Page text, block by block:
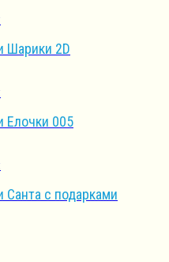
Шарики 2D
005
с подарками